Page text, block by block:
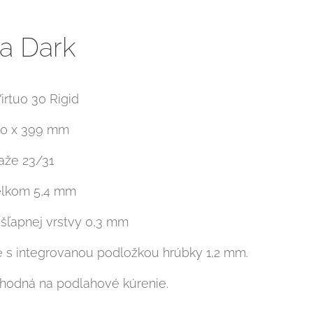
Dark
30 Rigid
x 399 mm
23/31
5,4 mm
vrstvy 0,3 mm
s integrovanou podložkou hrúbky 1,2 mm.
na podlahové kúrenie.